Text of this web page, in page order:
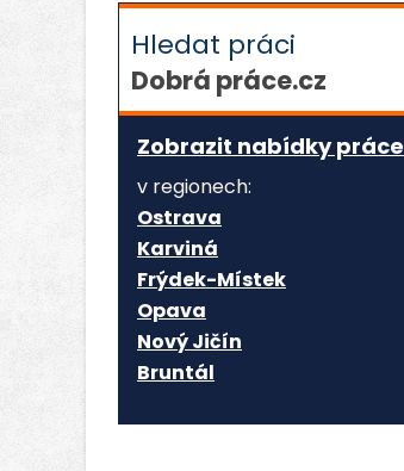
Hledat práci
Dobrá práce.cz
Zobrazit nabídky práce
v regionech:
Ostrava
Karviná
Frýdek-Místek
Opava
Nový Jičín
Bruntál